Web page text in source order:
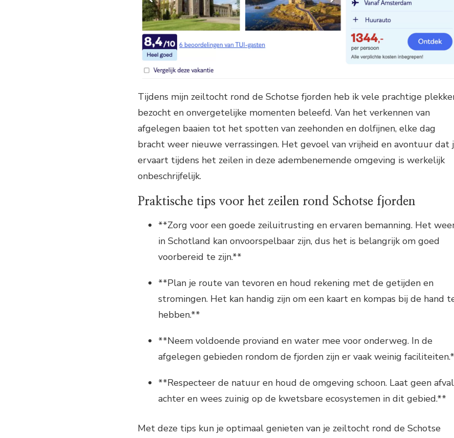
Tijdens mijn zeiltocht rond de Schotse fjorden heb ik vele prachtige
bezocht en onvergetelijke momenten beleefd. Van het verkennen van
afgelegen baaien tot het spotten van zeehonden en dolfijnen, elke dag
bracht weer nieuwe verrassingen. Het gevoel van vrijheid en avontuur dat
ervaart tijdens het zeilen in deze adembenemende omgeving is werkelijk
onbeschrijfelijk.
Praktische tips voor het zeilen rond Schotse fjorden
**Zorg voor een goede zeiluitrusting en ervaren bemanning. Het
in Schotland kan onvoorspelbaar zijn, dus het is belangrijk om goed
voorbereid te zijn.**
**Plan je route van tevoren en houd rekening met de getijden en
stromingen. Het kan handig zijn om een kaart en kompas bij de hand
hebben.**
**Neem voldoende proviand en water mee voor onderweg. In de
afgelegen gebieden rondom de fjorden zijn er vaak weinig
**Respecteer de natuur en houd de omgeving schoon. Laat geen afval
achter en wees zuinig op de kwetsbare ecosystemen in dit gebied.**
Met deze tips kun je optimaal genieten van je zeiltocht rond de Schotse